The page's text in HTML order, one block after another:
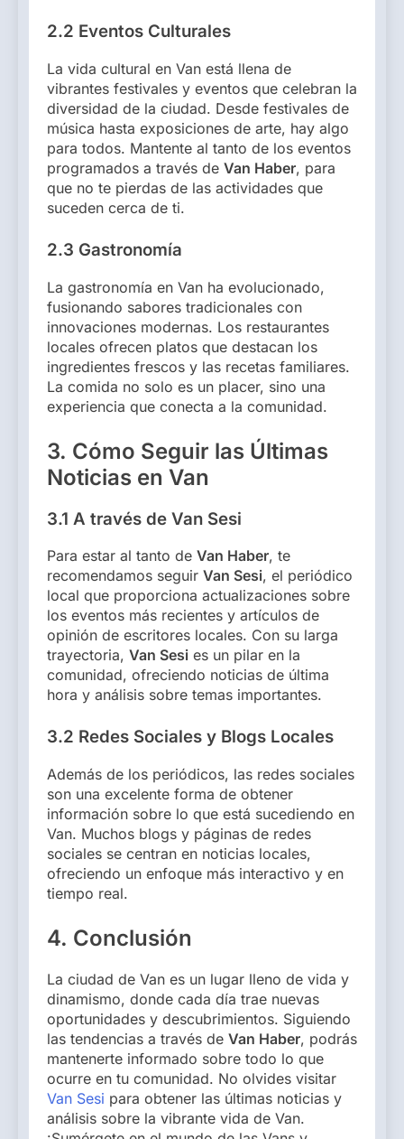
2.2 Eventos Culturales
La vida cultural en Van está llena de
vibrantes festivales y eventos que celebran la
diversidad de la ciudad. Desde festivales de
música hasta exposiciones de arte, hay algo
para todos. Mantente al tanto de los eventos
programados a través de Van Haber, para
que no te pierdas de las actividades que
suceden cerca de ti.
2.3 Gastronomía
La gastronomía en Van ha evolucionado,
fusionando sabores tradicionales con
innovaciones modernas. Los restaurantes
locales ofrecen platos que destacan los
ingredientes frescos y las recetas familiares.
La comida no solo es un placer, sino una
experiencia que conecta a la comunidad.
3. Cómo Seguir las Últimas
Noticias en Van
3.1 A través de Van Sesi
Para estar al tanto de Van Haber, te
recomendamos seguir Van Sesi, el periódico
local que proporciona actualizaciones sobre
los eventos más recientes y artículos de
opinión de escritores locales. Con su larga
trayectoria, Van Sesi es un pilar en la
comunidad, ofreciendo noticias de última
hora y análisis sobre temas importantes.
3.2 Redes Sociales y Blogs Locales
Además de los periódicos, las redes sociales
son una excelente forma de obtener
información sobre lo que está sucediendo en
Van. Muchos blogs y páginas de redes
sociales se centran en noticias locales,
ofreciendo un enfoque más interactivo y en
tiempo real.
4. Conclusión
La ciudad de Van es un lugar lleno de vida y
dinamismo, donde cada día trae nuevas
oportunidades y descubrimientos. Siguiendo
las tendencias a través de Van Haber, podrás
mantenerte informado sobre todo lo que
ocurre en tu comunidad. No olvides visitar
Van Sesi para obtener las últimas noticias y
análisis sobre la vibrante vida de Van.